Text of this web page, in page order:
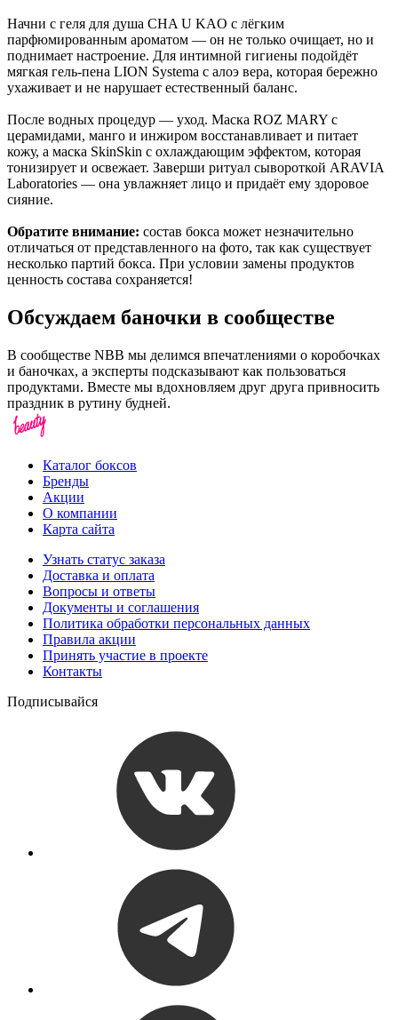
Начни с геля для душа CHA U KAO с лёгким
парфюмированным ароматом — он не только очищает, но и
поднимает настроение. Для интимной гигиены подойдёт
мягкая гель-пена LION Systema с алоэ вера, которая бережно
ухаживает и не нарушает естественный баланс.
После водных процедур — уход. Маска ROZ MARY с
церамидами, манго и инжиром восстанавливает и питает
кожу, а маска SkinSkin с охлаждающим эффектом, которая
тонизирует и освежает. Заверши ритуал сывороткой ARAVIA
Laboratories — она увлажняет лицо и придаёт ему здоровое
сияние.
Обратите внимание: состав бокса может незначительно
отличаться от представленного на фото, так как существует
несколько партий бокса. При условии замены продуктов
ценность состава сохраняется!
Обсуждаем баночки в сообществе
В сообществе NBB мы делимся впечатлениями о коробочках
и баночках, а эксперты подсказывают как пользоваться
продуктами. Вместе мы вдохновляем друг друга привносить
праздник в рутину будней.
Каталог боксов
Бренды
Акции
О компании
Карта сайта
Узнать статус заказа
Доставка и оплата
Вопросы и ответы
Документы и соглашения
Политика обработки персональных данных
Правила акции
Принять участие в проекте
Контакты
Подписывайся